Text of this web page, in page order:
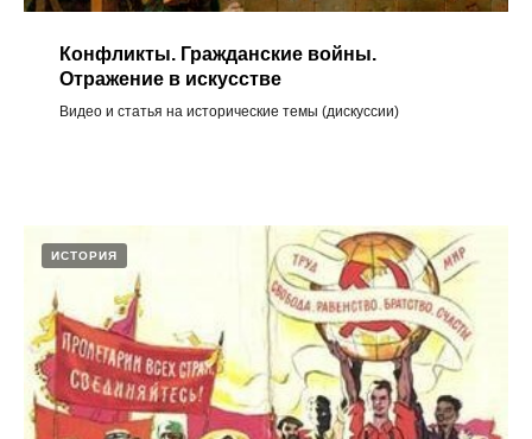
Конфликты. Гражданские войны.
Отражение в искусстве
Видео и статья на исторические темы (дискуссии)
ИСТОРИЯ